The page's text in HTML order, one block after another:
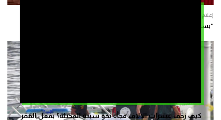
كيف زحف عشرات الالاف فجأة نحو سبتة المحتلة؟ بفعل الفقر
إعلام
“بسبب الظروف الراهنة”.. برشلونة يلغي مباراته الودية في المغرب